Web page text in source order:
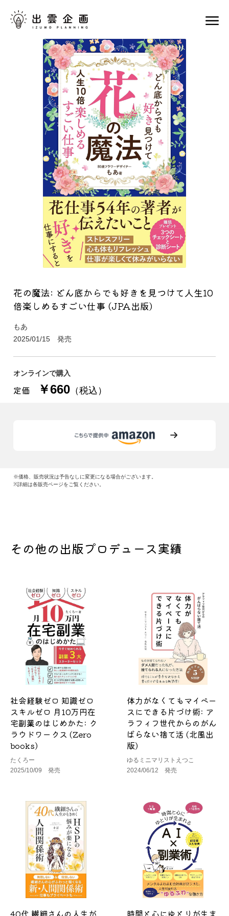
花の魔法: どん底からでも好きを見つけて人生10
倍楽しめるすごい仕事 (JPA出版)
もあ
2025/01/15 発売
オンラインで購入
定価 ￥660 （税込）
※価格、販売状況は予告なしに変更になる場合がございます。
※詳細は各販売ページをご覧ください。
その他の出版プロデュース実績
社会経験ゼロ 知識ゼロ
スキルゼロ 月10万円在
宅副業のはじめかた: ク
ラウドワークス (Zero
books)
たくろー
2025/10/09 発売
体力がなくてもマイペー
スにできる片づけ術: ア
ラフィフ世代からのがん
ばらない捨て活 (北風出
版)
ゆるミニマリストえつこ
2024/06/12 発売
40代 繊細さんの人生が 時間と心にゆとりが生ま